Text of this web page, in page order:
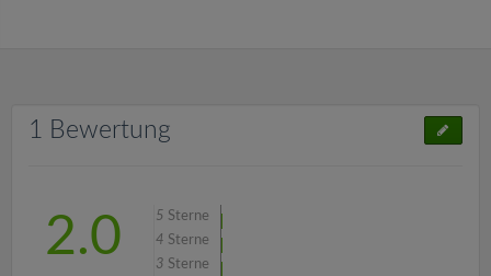
1 Bewertung
2.0 5 Sterne
4 Sterne
3 Sterne